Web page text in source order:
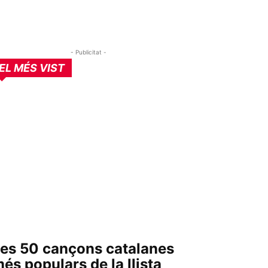
- Publicitat -
MÉS VIST
50 cançons catalanes
populars de la llista